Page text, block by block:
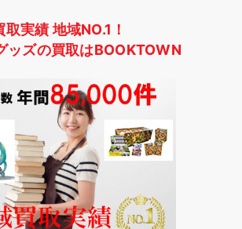
取実績 地域NO.1！
ッズの買取はBOOKTOWN